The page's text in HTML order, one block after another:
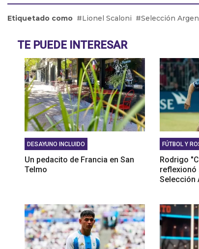
de Milei
Adicciones: Cómo detectar
ALSONFÍN: "La RUPTURA
CONSECUENCIAS muy
ARGENTINA"
Etiquetado como Lionel Scaloni Selección
TE PUEDE INTERESAR
DESAYUNO INCLUIDO
Un pedacito de Francia en San
Telmo
FÚTBOL Y
Rodrigo
reflexionó
Selección